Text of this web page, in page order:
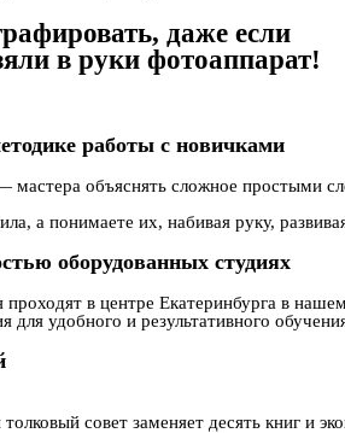
даже если
в руки фотоаппарат!
работы с новичками
объяснять сложное простыми
а понимаете их, набивая руку,
оборудованных студиях
проходят в центре Екатеринбурга в
для удобного и результативного
совет заменяет десять книг и